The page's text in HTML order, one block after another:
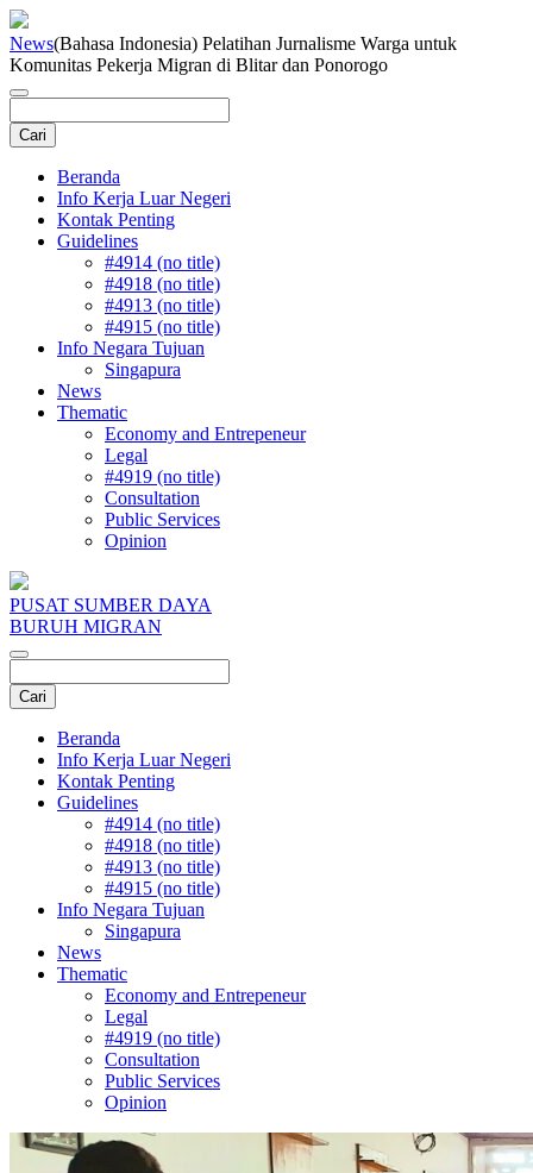
News(Bahasa Indonesia) Pelatihan Jurnalisme Warga untuk
Komunitas Pekerja Migran di Blitar dan Ponorogo
Beranda
Info Kerja Luar Negeri
Kontak Penting
Guidelines
#4914 (no title)
#4918 (no title)
#4913 (no title)
#4915 (no title)
Info Negara Tujuan
Singapura
News
Thematic
Economy and Entrepeneur
Legal
#4919 (no title)
Consultation
Public Services
Opinion
PUSAT SUMBER DAYA
BURUH MIGRAN
Beranda
Info Kerja Luar Negeri
Kontak Penting
Guidelines
#4914 (no title)
#4918 (no title)
#4913 (no title)
#4915 (no title)
Info Negara Tujuan
Singapura
News
Thematic
Economy and Entrepeneur
Legal
#4919 (no title)
Consultation
Public Services
Opinion